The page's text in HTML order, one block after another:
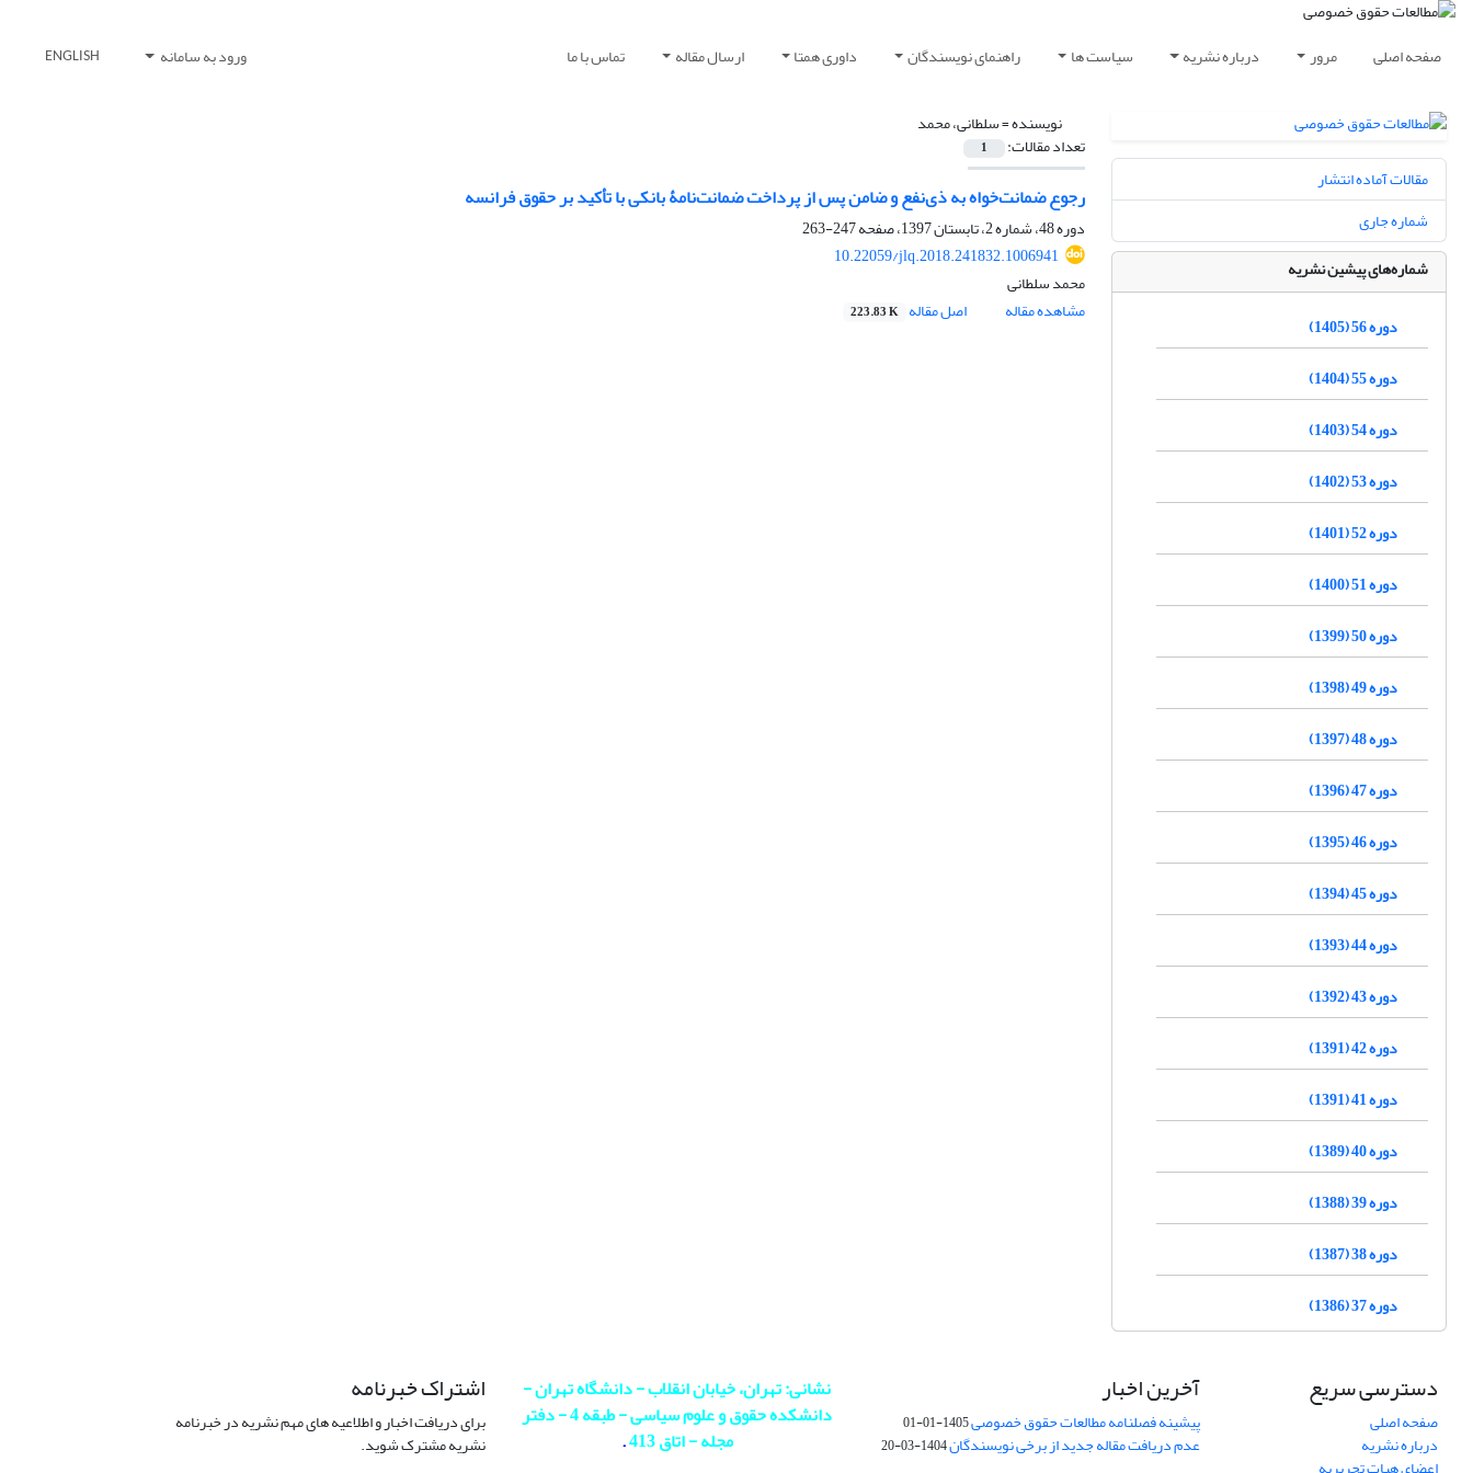
صفحه اصلی مرور درباره نشریه سیاست ها راهنمای نویسندگان داوری همتا ارسال مقاله تماس با ما ورود به سامانه ENGLISH
نویسنده =سلطانی، محمد
تعداد مقالات: 1
رجوع ضمانت‌خواه به ذی‌نفع و ضامن پس از پرداخت ضمانت‌نامۀ بانکی با تأکید بر حقوق فرانسه
دوره 48، شماره 2، تابستان 1397، صفحه
247-263
10.22059/jlq.2018.241832.1006941
محمد سلطانی
مشاهده مقاله
اصل مقاله 223.83 K
مقالات آماده انتشار
شماره جاری
شماره‌های پیشین نشریه
دوره 56 (1405)
دوره 55 (1404)
دوره 54 (1403)
دوره 53 (1402)
دوره 52 (1401)
دوره 51 (1400)
دوره 50 (1399)
دوره 49 (1398)
دوره 48 (1397)
دوره 47 (1396)
دوره 46 (1395)
دوره 45 (1394)
دوره 44 (1393)
دوره 43 (1392)
دوره 42 (1391)
دوره 41 (1391)
دوره 40 (1389)
دوره 39 (1388)
دوره 38 (1387)
دوره 37 (1386)
دسترسی سریع
صفحه اصلی
درباره نشریه
آخرین اخبار
پیشینه فصلنامه مطالعات حقوق خصوصی1405-01-01
عدم دریافت مقاله جدید از برخی نویسندگان1404-03-20
نشانی: تهران، خیابان انقلاب - دانشگاه تهران -
دانشکده حقوق و علوم سیاسی - طبقه 4 - دفتر
مجله - اتاق 413
.
اشتراک خبرنامه
برای دریافت اخبار و اطلاعیه های مهم نشریه در خبرنامه
نشریه مشترک شوید.